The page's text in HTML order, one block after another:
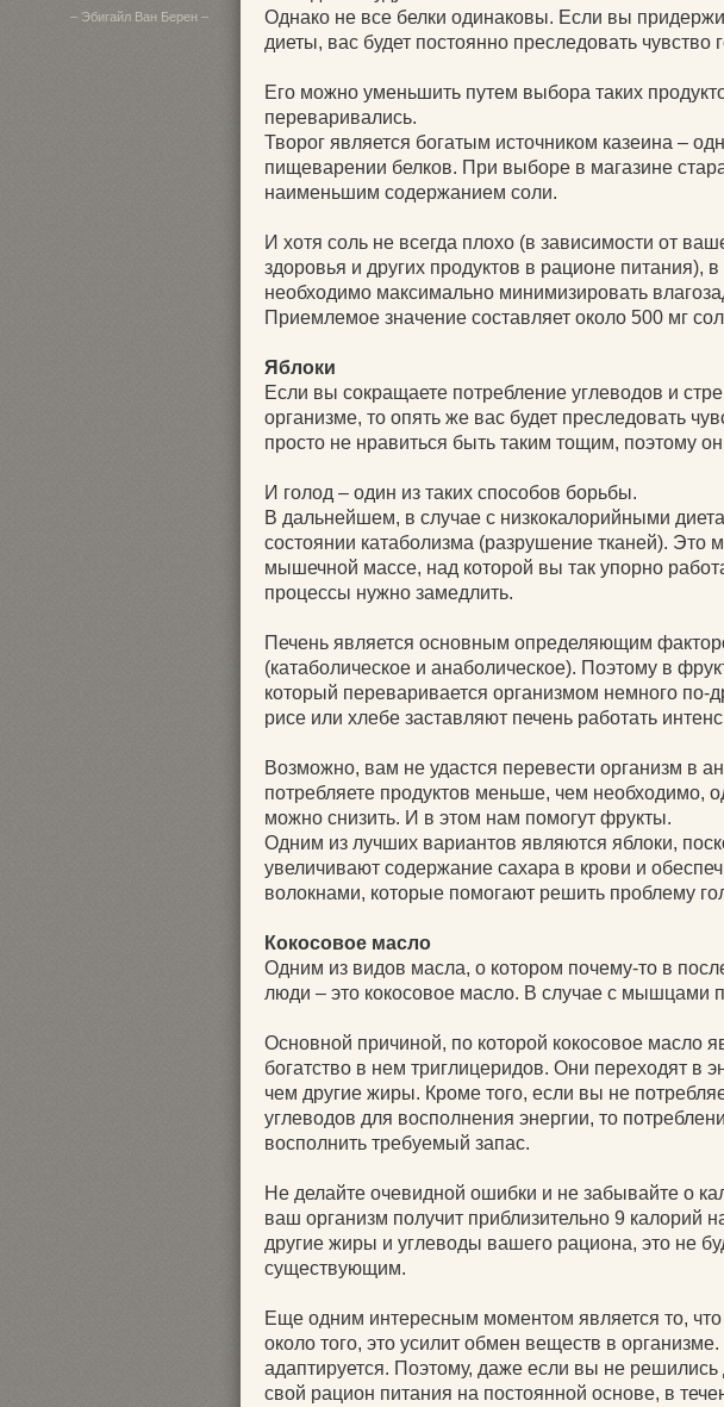
– Эбигайл Ван Берен –
Однако не все белки одинаковы. Если вы
диеты, вас будет постоянно преследовать чувство
Его можно уменьшить путем выбора таких
переваривались.
Творог является богатым источником казеина –
пищеварении белков. При выборе в магазине
наименьшим содержанием соли.
И хотя соль не всегда плохо (в зависимости от
здоровья и других продуктов в рационе питания),
необходимо максимально минимизировать
Приемлемое значение составляет около 500 мг
Яблоки
Если вы сокращаете потребление углеводов и
организме, то опять же вас будет преследовать
просто не нравиться быть таким тощим, поэтому
И голод – один из таких способов борьбы.
В дальнейшем, в случае с низкокалорийными
состоянии катаболизма (разрушение тканей). Это
мышечной массе, над которой вы так упорно
процессы нужно замедлить.
Печень является основным определяющим
(катаболическое и анаболическое). Поэтому в
который переваривается организмом немного по-
рисе или хлебе заставляют печень работать
Возможно, вам не удастся перевести организм в
потребляете продуктов меньше, чем необходимо,
можно снизить. И в этом нам помогут фрукты.
Одним из лучших вариантов являются яблоки,
увеличивают содержание сахара в крови и
волокнами, которые помогают решить проблему
Кокосовое масло
Одним из видов масла, о котором почему-то в
люди – это кокосовое масло. В случае с мышцами
Основной причиной, по которой кокосовое масло
богатство в нем триглицеридов. Они переходят в
чем другие жиры. Кроме того, если вы не
углеводов для восполнения энергии, то
восполнить требуемый запас.
Не делайте очевидной ошибки и не забывайте о
ваш организм получит приблизительно 9 калорий
другие жиры и углеводы вашего рациона, это не
существующим.
Еще одним интересным моментом является то,
около того, это усилит обмен веществ в
адаптируется. Поэтому, даже если вы не решились
свой рацион питания на постоянной основе, в